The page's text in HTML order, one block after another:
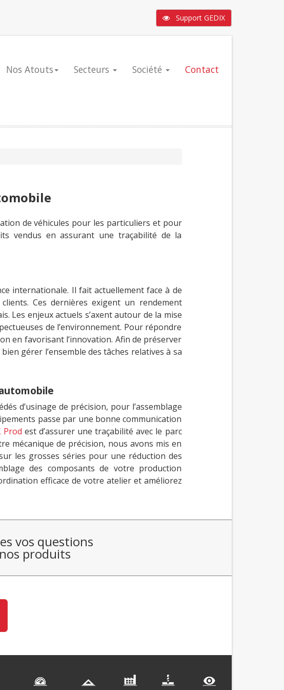
Support GEDIX
Nos Atouts Secteurs Société Contact
de véhicules pour les particuliers et pour
vendus en assurant une traçabilité de la
internationale. Il fait actuellement face à de
Ces dernières exigent un rendement
Les enjeux actuels s’axent autour de la mise
de l’environnement. Pour répondre
en favorisant l’innovation. Afin de préserver
gérer l’ensemble des tâches relatives à sa
d’usinage de précision, pour l’assemblage
passe par une bonne communication
Prod est d’assurer une traçabilité avec le parc
mécanique de précision, nous avons mis en
les grosses séries pour une réduction des
des composants de votre production
efficace de votre atelier et améliorez
vos questions
produits